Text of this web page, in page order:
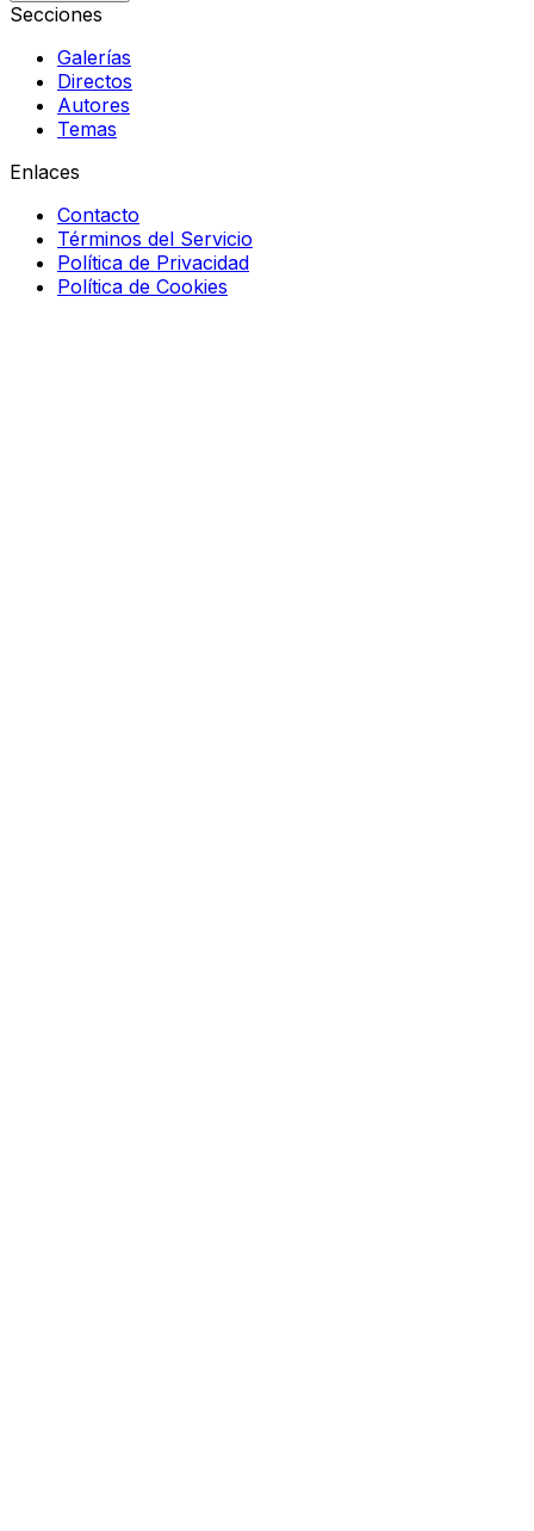
Secciones
Galerías
Directos
Autores
Temas
Enlaces
Contacto
Términos del Servicio
Política de Privacidad
Política de Cookies